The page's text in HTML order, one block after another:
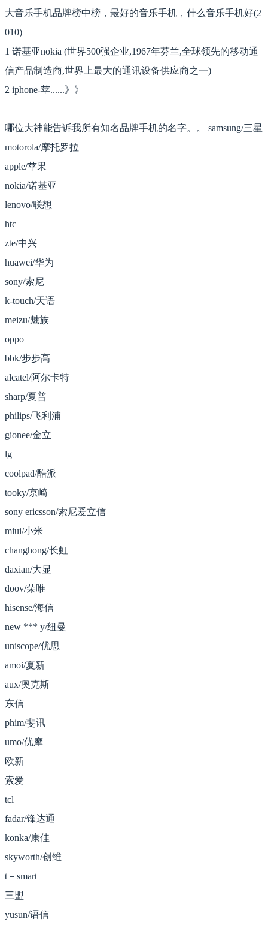
大音乐手机品牌榜中榜，最好的音乐手机，什么音乐手机好(2
010)
1 诺基亚nokia (世界500强企业,1967年芬兰,全球领先的移动通
信产品制造商,世界上最大的通讯设备供应商之一)
2 iphone-苹......》》
哪位大神能告诉我所有知名品牌手机的名字。。 samsung/三星
motorola/摩托罗拉
apple/苹果
nokia/诺基亚
lenovo/联想
htc
zte/中兴
huawei/华为
sony/索尼
k-touch/天语
meizu/魅族
oppo
bbk/步步高
alcatel/阿尔卡特
sharp/夏普
philips/飞利浦
gionee/金立
lg
coolpad/酷派
tooky/京崎
sony ericsson/索尼爱立信
miui/小米
changhong/长虹
daxian/大显
doov/朵唯
hisense/海信
new *** y/纽曼
uniscope/优思
amoi/夏新
aux/奥克斯
东信
phim/斐讯
umo/优摩
欧新
索爱
tcl
fadar/锋达通
konka/康佳
skyworth/创维
t－smart
三盟
yusun/语信